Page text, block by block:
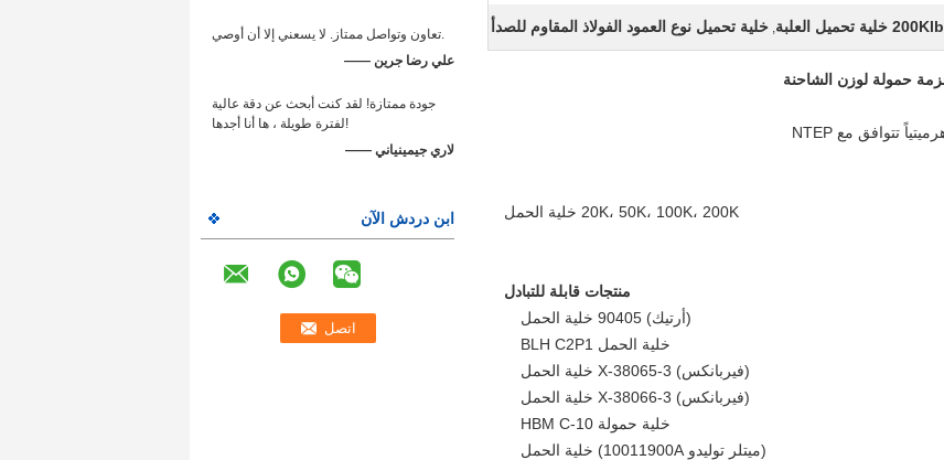
تعاون وتواصل ممتاز. لا يسعني إلا أن أوصي.
—— علي رضا جرين
جودة ممتازة! لقد كنت أبحث عن دقة عالية
لفترة طويلة ، ها أنا أجدها!
—— لاري جيمينياني
ابن دردش الآن
200Klb خلية تحميل العلبة , خلية تحميل نوع العمود الفولاذ المقاوم للصدأ
20K، 50K، 100K، 200K خلية الحمل
منتجات قابلة للتبادل
(أرتيك) 90405 خلية الحمل
خلية الحمل BLH C2P1
(فيربانكس) 3-38065-X خلية الحمل
(فيربانكس) 3-38066-X خلية الحمل
خلية حمولة HBM C-10
(ميتلر توليدو 10011900A) خلية الحمل